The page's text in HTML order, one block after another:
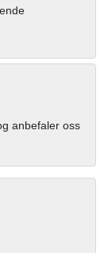
anbefaler oss